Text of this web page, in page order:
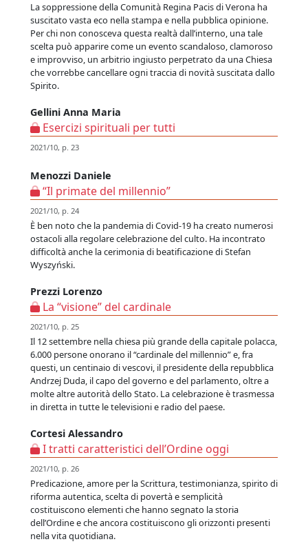
La soppressione della Comunità Regina Pacis di Verona ha
suscitato vasta eco nella stampa e nella pubblica opinione.
Per chi non conosceva questa realtà dall’interno, una tale
scelta può apparire come un evento scandaloso, clamoroso
e improvviso, un arbitrio ingiusto perpetrato da una Chiesa
che vorrebbe cancellare ogni traccia di novità suscitata dallo
Spirito.
Gellini Anna Maria
Esercizi spirituali per tutti
2021/10, p. 23
Menozzi Daniele
“Il primate del millennio”
2021/10, p. 24
È ben noto che la pandemia di Covid-19 ha creato numerosi
ostacoli alla regolare celebrazione del culto. Ha incontrato
difficoltà anche la cerimonia di beatificazione di Stefan
Wyszyński.
Prezzi Lorenzo
La “visione” del cardinale
2021/10, p. 25
Il 12 settembre nella chiesa più grande della capitale polacca,
6.000 persone onorano il “cardinale del millennio” e, fra
questi, un centinaio di vescovi, il presidente della repubblica
Andrzej Duda, il capo del governo e del parlamento, oltre a
molte altre autorità dello Stato. La celebrazione è trasmessa
in diretta in tutte le televisioni e radio del paese.
Cortesi Alessandro
I tratti caratteristici dell’Ordine oggi
2021/10, p. 26
Predicazione, amore per la Scrittura, testimonianza, spirito di
riforma autentica, scelta di povertà e semplicità
costituiscono elementi che hanno segnato la storia
dell’Ordine e che ancora costituiscono gli orizzonti presenti
nella vita quotidiana.